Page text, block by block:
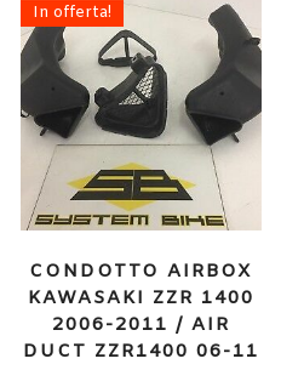
In offerta!
CONDOTTO AIRBOX
KAWASAKI ZZR 1400
2006-2011 / AIR
DUCT ZZR1400 06-11